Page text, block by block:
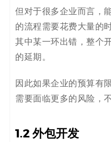
但对于很多企业而言，
的流程需要花费大量的
其中某一环出错，整个
的延期。
因此如果企业的预算有
需要面临更多的风险，
1.2 外包开发